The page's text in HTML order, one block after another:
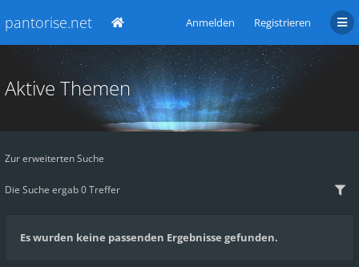
pantorise.net Anmelden Registrieren
Aktive Themen
Zur erweiterten Suche
Die Suche ergab 0 Treffer
Es wurden keine passenden Ergebnisse gefunden.